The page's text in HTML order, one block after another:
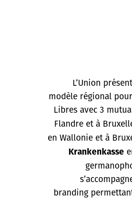
L’Union
modèle régional
Libres avec 3
Flandre et à
en Wallonie et à
Krankenkasse
branding